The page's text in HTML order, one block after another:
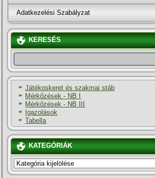
Adatkezelési Szabályzat
KERESÉS
Játékoskeret és szakmai stáb
Mérkőzések - NB I
Mérkőzések - NB III
Igazolások
Tabella
KATEGÓRIÁK
KATEGÓRIÁK